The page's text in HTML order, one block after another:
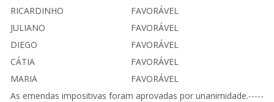
RICARDINHO
FAVORÁVEL
JULIANO
FAVORÁVEL
DIEGO
FAVORÁVEL
CÁTIA
FAVORÁVEL
MARIA
FAVORÁVEL
As emendas impositivas foram aprovadas por unanimidade.-----